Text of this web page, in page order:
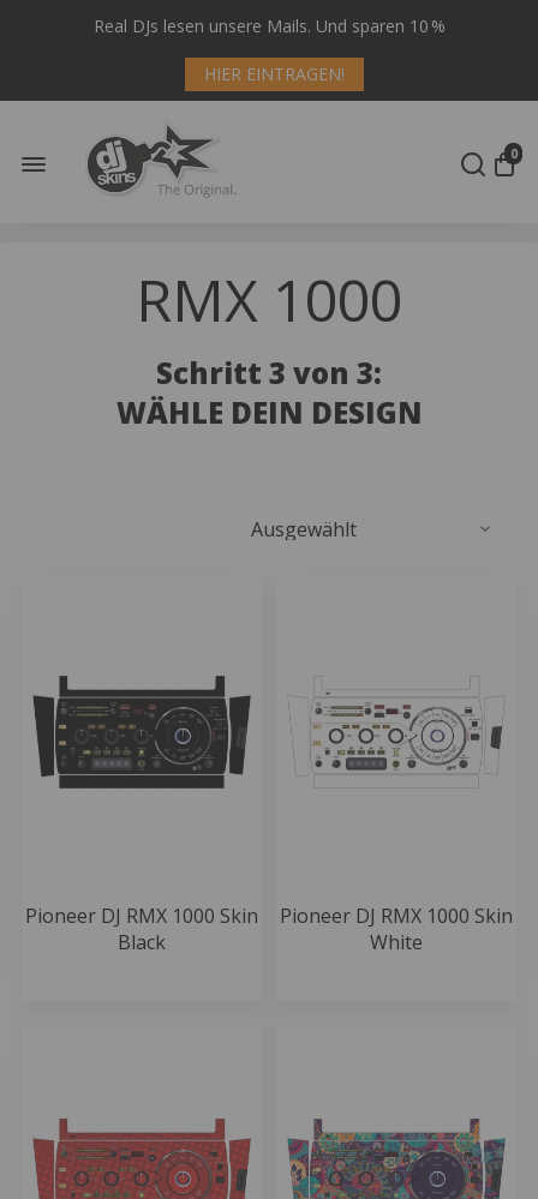
Real DJs lesen unsere Mails. Und sparen 10 %
HIER EINTRAGEN!
0
RMX 1000
Schritt 3 von 3:
WÄHLE DEIN DESIGN
Pioneer DJ RMX 1000 Skin
Black
Pioneer DJ RMX 1000 Skin
White